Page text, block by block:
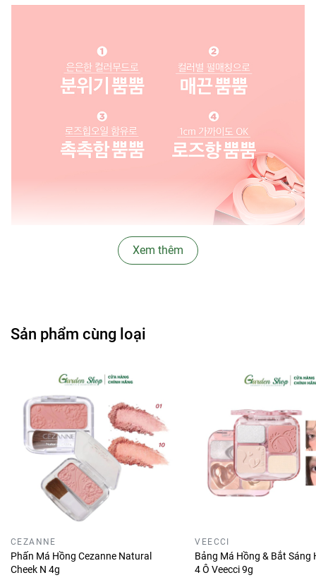
Xem thêm
Sản phẩm cùng loại
CEZANNE
Phấn Má Hồng Cezanne Natural
Cheek N 4g
VEECCI
Bảng Má Hồng & Bắt Sáng
4 Ô Veecci 9g